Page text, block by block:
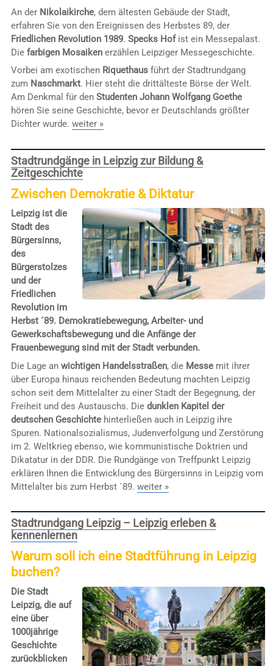
An der Nikolaikirche, dem ältesten Gebäude der Stadt,
erfahren Sie von den Ereignissen des Herbstes 89, der
Friedlichen Revolution 1989. Specks Hofist ein Messepalast.
Die farbigen Mosaikenerzählen Leipziger Messegeschichte.
Vorbei am exotischen Riquethausführt der Stadtrundgang
zum Naschmarkt. Hier steht die drittälteste Börse der Welt.
Am Denkmal für den Studenten Johann Wolfgang Goethe
hören Sie seine Geschichte, bevor er Deutschlands größter
Dichter wurde. weiter »
Stadtrundgänge in Leipzig zur Bildung &
Zeitgeschichte
Zwischen Demokratie & Diktatur
Leipzig ist die
Stadt des
Bürgersinns,
des
Bürgerstolzes
und der
Friedlichen
Revolution im
Herbst ´89. Demokratiebewegung, Arbeiter- und
Gewerkschaftsbewegung und die Anfänge der
Frauenbewegung sind mit der Stadt verbunden.
Die Lage an wichtigen Handelsstraßen, die Messemit ihrer
über Europa hinaus reichenden Bedeutung machten Leipzig
schon seit dem Mittelalter zu einer Stadt der Begegnung, der
Freiheit und des Austauschs. Die dunklen Kapitel der
deutschen Geschichtehinterließen auch in Leipzig ihre
Spuren. Nationalsozialismus, Judenverfolgung und Zerstörung
im 2. Weltkrieg ebenso, wie kommunistische Doktrien und
Dikatatur in der DDR. Die Rundgänge von Treffpunkt Leipzig
erklären Ihnen die Entwicklung des Bürgersinns in Leipzig vom
Mittelalter bis zum Herbst ´89. weiter »
Stadtrundgang Leipzig – Leipzig erleben &
kennenlernen
Warum soll ich eine Stadtführung in Leipzig
buchen?
Die Stadt
Leipzig, die auf
eine über
1000jährige
Geschichte
zurückblicken